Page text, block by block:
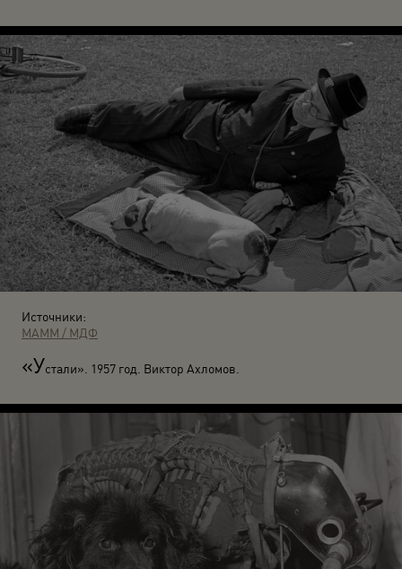
Источники:
МАММ / МДФ
«Устали». 1957 год. Виктор Ахломов.